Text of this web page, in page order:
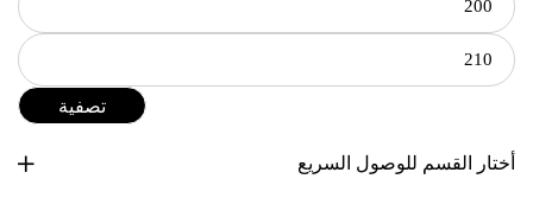
تصفية
أختار القسم للوصول السريع